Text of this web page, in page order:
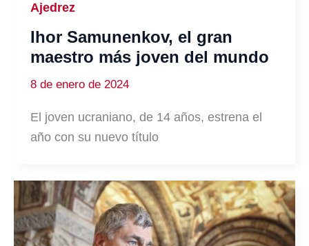
Ajedrez
Ihor Samunenkov, el gran
maestro más joven del mundo
8 de enero de 2024
El joven ucraniano, de 14 años, estrena el
año con su nuevo título